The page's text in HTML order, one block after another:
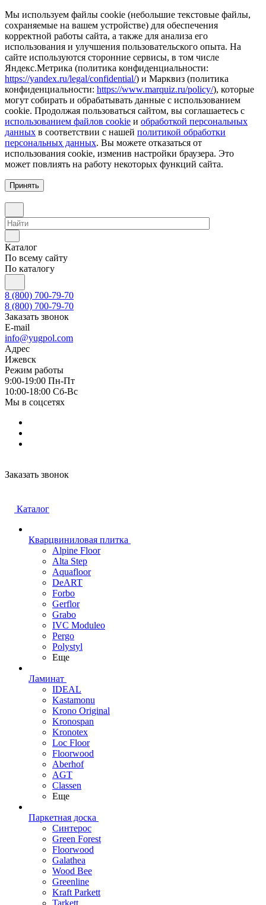
Мы используем файлы cookie (небольшие текстовые файлы,
сохраняемые на вашем устройстве) для обеспечения
корректной работы сайта, а также для анализа его
использования и улучшения пользовательского опыта. На
сайте используются сторонние сервисы, в том числе
Яндекс.Метрика (политика конфиденциальности:
https://yandex.ru/legal/confidential/) и Марквиз (политика
конфиденциальности: https://www.marquiz.ru/policy/), которые
могут собирать и обрабатывать данные с использованием
cookie. Продолжая пользоваться сайтом, вы соглашаетесь с
использованием файлов cookie и обработкой персональных
данных в соответствии с нашей политикой обработки
персональных данных. Вы можете отказаться от
использования cookie, изменив настройки браузера. Это
может повлиять на работу некоторых функций сайта.
Принять
Каталог
По всему сайту
По каталогу
8 (800) 700-79-70
8 (800) 700-79-70
Заказать звонок
E-mail
info@yugpol.com
Адрес
Ижевск
Режим работы
9:00-19:00 Пн-Пт
10:00-18:00 Cб-Вс
Мы в соцсетях
Заказать звонок
Каталог
Кварцвиниловая плитка
Alpine Floor
Alta Step
Aquafloor
DeART
Forbo
Gerflor
Grabo
IVC Moduleo
Pergo
Polystyl
Еще
Ламинат
IDEAL
Kastamonu
Krono Original
Kronospan
Kronotex
Loc Floor
Floorwood
Aberhof
AGT
Classen
Еще
Паркетная доска
Синтерос
Green Forest
Floorwood
Galathea
Wood Bee
Greenline
Kraft Parkett
Tarkett